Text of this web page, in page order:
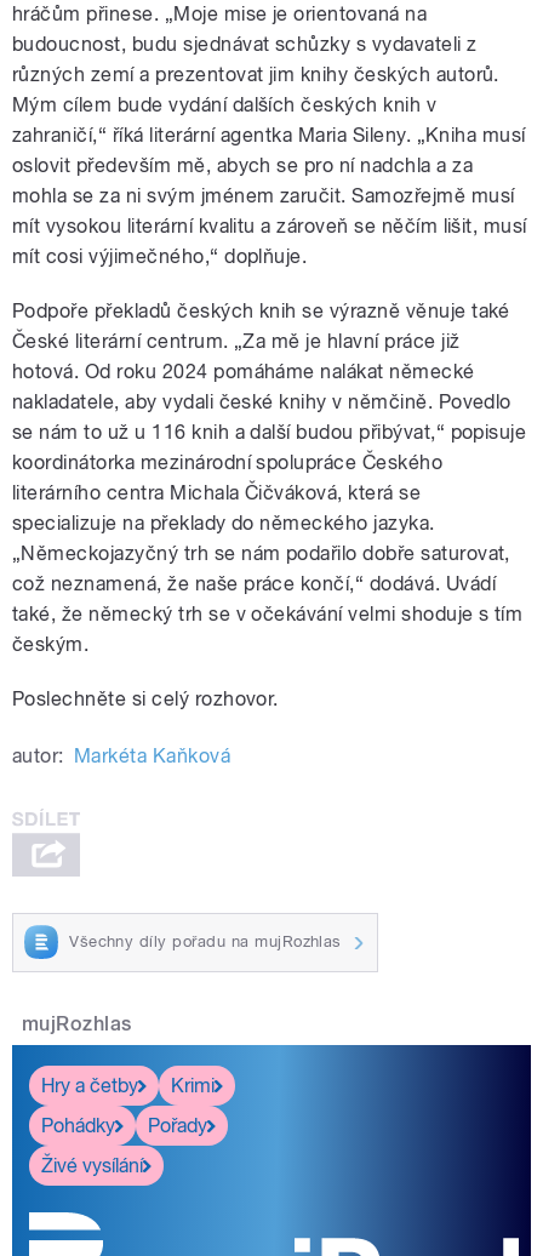
hráčům přinese. „Moje mise je orientovaná na
budoucnost, budu sjednávat schůzky s vydavateli z
různých zemí a prezentovat jim knihy českých autorů.
Mým cílem bude vydání dalších českých knih v
zahraničí,“ říká literární agentka Maria Sileny. „Kniha musí
oslovit především mě, abych se pro ní nadchla a za
mohla se za ni svým jménem zaručit. Samozřejmě musí
mít vysokou literární kvalitu a zároveň se něčím lišit, musí
mít cosi výjimečného,“ doplňuje.
Podpoře překladů českých knih se výrazně věnuje také
České literární centrum. „Za mě je hlavní práce již
hotová. Od roku 2024 pomáháme nalákat německé
nakladatele, aby vydali české knihy v němčině. Povedlo
se nám to už u 116 knih a další budou přibývat,“ popisuje
koordinátorka mezinárodní spolupráce Českého
literárního centra Michala Čičváková, která se
specializuje na překlady do německého jazyka.
„Německojazyčný trh se nám podařilo dobře saturovat,
což neznamená, že naše práce končí,“ dodává. Uvádí
také, že německý trh se v očekávání velmi shoduje s tím
českým.
Poslechněte si celý rozhovor.
autor: Markéta Kaňková
Všechny díly pořadu na mujRozhlas
mujRozhlas
Hry a četby
Krimi
Pohádky
Pořady
Živé vysílání